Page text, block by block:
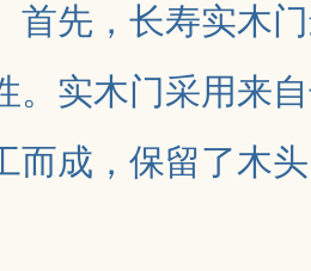
首先，长寿实木
。实木门采用来
而成，保留了木